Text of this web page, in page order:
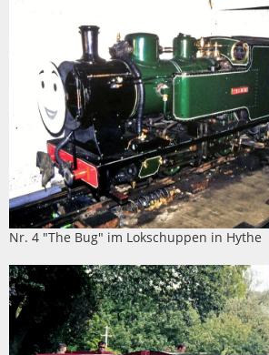
Nr. 4 "The Bug" im Lokschuppen in Hythe